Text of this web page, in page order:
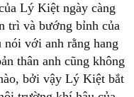
Lý Kiệt ngày càng
trì và bướng bỉnh của
với anh rằng hang
thân anh cũng không
bởi vậy Lý Kiệt bắt